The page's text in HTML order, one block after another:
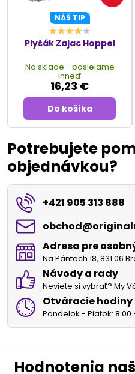
NÁŠ TIP
Plyšák Zajac Hoppel
Na sklade - posielame
ihneď
16,23 €
Do košíka
Potrebujete
objednávkou?
+421 905 313 888
Adresa pre
Na Pántoch 18, 831 06
Návody a rady
Neviete si vybrať? My
Otváracie hodiny
Pondelok - Piatok: 8:00
Hodnotenia